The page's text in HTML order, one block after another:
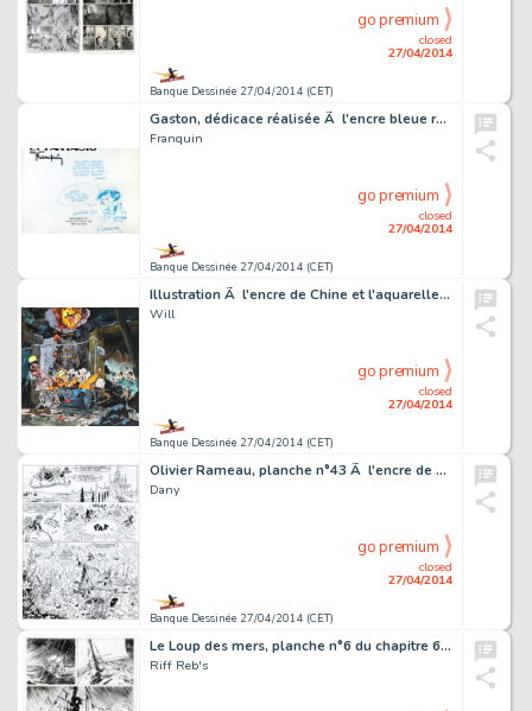
Banque Dessinée 27/04/2014 (CET)
closed
27/04/2014
go premium
Gaston, dédicace réalisée Ã l'encre bleue repr…
Franquin
Banque Dessinée 27/04/2014 (CET)
closed
27/04/2014
go premium
Illustration Ã l'encre de Chine et l'aquarelle su…
Will
Banque Dessinée 27/04/2014 (CET)
closed
27/04/2014
go premium
Olivier Rameau, planche n°43 Ã l'encre de Chine …
Dany
Banque Dessinée 27/04/2014 (CET)
closed
27/04/2014
go premium
Le Loup des mers, planche n°6 du chapitre 6 Ã l'…
Riff Reb's